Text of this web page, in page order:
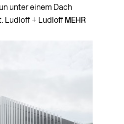
unter einem Dach
Ludloff + Ludloff MEHR